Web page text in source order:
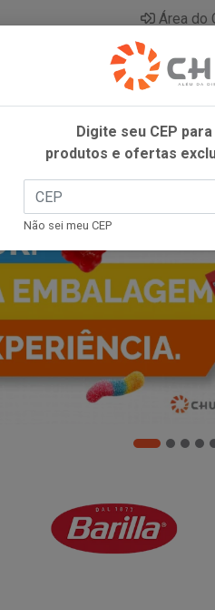
Área do
Digite seu CEP
produtos e ofertas
Não sei meu CEP